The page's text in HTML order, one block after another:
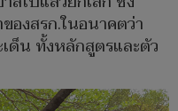
องสรก.ในอนาคตว่า
ด็น ทั้งหลักสูตรและตัว